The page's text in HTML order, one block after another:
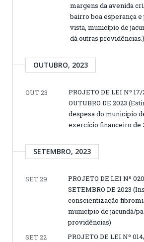
margens da avenida
bairro boa esperança
vista, município de
dá outras providências.)
OUTUBRO, 2023
OUT 23
PROJETO DE LEI Nº 17/
OUTUBRO DE 2023
despesa do município
exercício financeiro de
SETEMBRO, 2023
SET 29
PROJETO DE LEI Nº
SETEMBRO DE 2023
conscientização
município de jacundá/
providências)
SET 22
PROJETO DE LEI Nº